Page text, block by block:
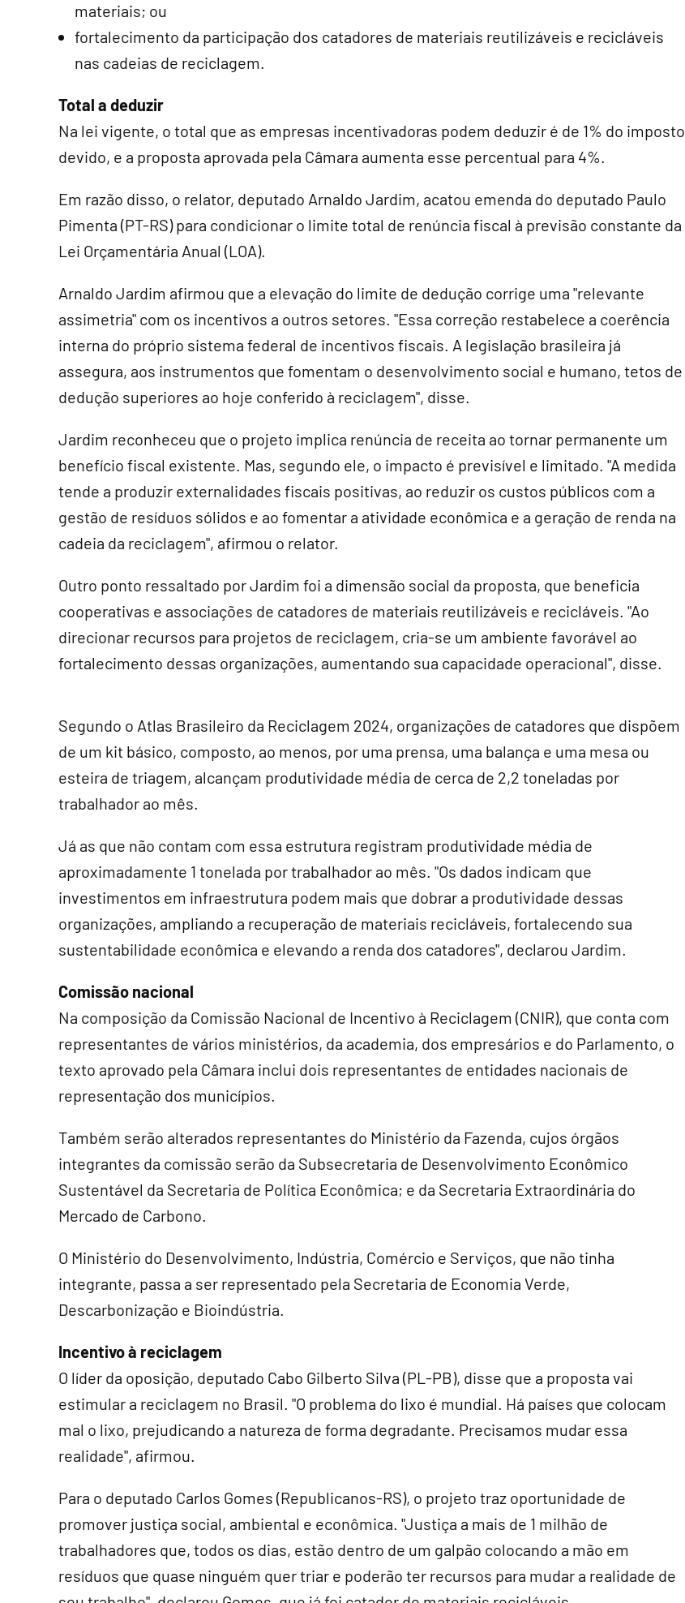
materiais; ou
fortalecimento da participação dos catadores de materiais reutilizáveis e recicláveis
nas cadeias de reciclagem.
Total a deduzir
Na lei vigente, o total que as empresas incentivadoras podem deduzir é de 1% do imposto
devido, e a proposta aprovada pela Câmara aumenta esse percentual para 4%.
Em razão disso, o relator, deputado Arnaldo Jardim, acatou emenda do deputado Paulo
Pimenta (PT-RS) para condicionar o limite total de renúncia fiscal à previsão constante da
Lei Orçamentária Anual (LOA).
Arnaldo Jardim afirmou que a elevação do limite de dedução corrige uma "relevante
assimetria" com os incentivos a outros setores. "Essa correção restabelece a coerência
interna do próprio sistema federal de incentivos fiscais. A legislação brasileira já
assegura, aos instrumentos que fomentam o desenvolvimento social e humano, tetos de
dedução superiores ao hoje conferido à reciclagem", disse.
Jardim reconheceu que o projeto implica renúncia de receita ao tornar permanente um
benefício fiscal existente. Mas, segundo ele, o impacto é previsível e limitado. "A medida
tende a produzir externalidades fiscais positivas, ao reduzir os custos públicos com a
gestão de resíduos sólidos e ao fomentar a atividade econômica e a geração de renda na
cadeia da reciclagem", afirmou o relator.
Outro ponto ressaltado por Jardim foi a dimensão social da proposta, que beneficia
cooperativas e associações de catadores de materiais reutilizáveis e recicláveis. "Ao
direcionar recursos para projetos de reciclagem, cria-se um ambiente favorável ao
fortalecimento dessas organizações, aumentando sua capacidade operacional", disse.
Segundo o Atlas Brasileiro da Reciclagem 2024, organizações de catadores que dispõem
de um kit básico, composto, ao menos, por uma prensa, uma balança e uma mesa ou
esteira de triagem, alcançam produtividade média de cerca de 2,2 toneladas por
trabalhador ao mês.
Já as que não contam com essa estrutura registram produtividade média de
aproximadamente 1 tonelada por trabalhador ao mês. "Os dados indicam que
investimentos em infraestrutura podem mais que dobrar a produtividade dessas
organizações, ampliando a recuperação de materiais recicláveis, fortalecendo sua
sustentabilidade econômica e elevando a renda dos catadores", declarou Jardim.
Comissão nacional
Na composição da Comissão Nacional de Incentivo à Reciclagem (CNIR), que conta com
representantes de vários ministérios, da academia, dos empresários e do Parlamento, o
texto aprovado pela Câmara inclui dois representantes de entidades nacionais de
representação dos municípios.
Também serão alterados representantes do Ministério da Fazenda, cujos órgãos
integrantes da comissão serão da Subsecretaria de Desenvolvimento Econômico
Sustentável da Secretaria de Política Econômica; e da Secretaria Extraordinária do
Mercado de Carbono.
O Ministério do Desenvolvimento, Indústria, Comércio e Serviços, que não tinha
integrante, passa a ser representado pela Secretaria de Economia Verde,
Descarbonização e Bioindústria.
Incentivo à reciclagem
O líder da oposição, deputado Cabo Gilberto Silva (PL-PB), disse que a proposta vai
estimular a reciclagem no Brasil. "O problema do lixo é mundial. Há países que colocam
mal o lixo, prejudicando a natureza de forma degradante. Precisamos mudar essa
realidade", afirmou.
Para o deputado Carlos Gomes (Republicanos-RS), o projeto traz oportunidade de
promover justiça social, ambiental e econômica. "Justiça a mais de 1 milhão de
trabalhadores que, todos os dias, estão dentro de um galpão colocando a mão em
resíduos que quase ninguém quer triar e poderão ter recursos para mudar a realidade de